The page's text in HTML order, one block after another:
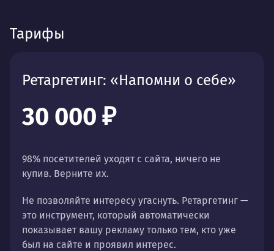
Тарифы
Ретаргетинг: «Напомни о себе»
30 000 ₽
98% посетителей уходят с сайта, ничего не
купив. Верните их.
Не позволяйте интересу угаснуть. Ретаргетинг —
это инструмент, который автоматически
показывает вашу рекламу только тем, кто уже
был на сайте и проявил интерес.